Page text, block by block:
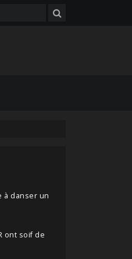
à danser un
ont soif de